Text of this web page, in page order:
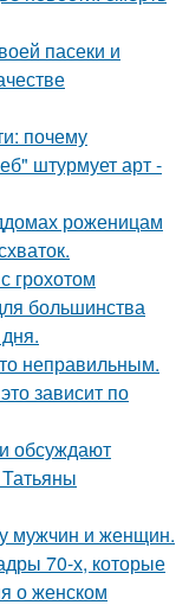
пасеки и
почему
штурмует арт -
роженицам
грохотом
большинства
неправильным.
зависит по
обсуждают
мужчин и женщин.
70-х, которые
о женском